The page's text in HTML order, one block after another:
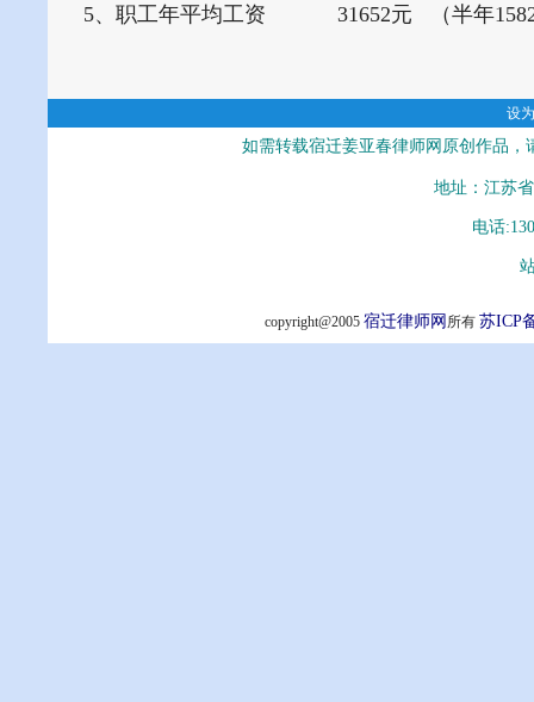
5、职工年平均工资 31652元 （半年
设
如需转载宿迁姜亚春律师网原创作品
地址：江苏
电话
copyright@2005 宿迁律师网 所有 苏ICP